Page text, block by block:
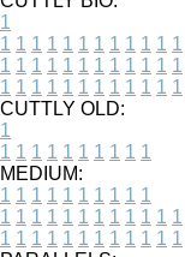
1
1 1 1 1 1 1 1 1 1 1 1 1
1 1 1 1 1 1 1 1 1 1 1 1
1 1 1 1 1 1 1 1 1 1 1 1
CUTTLY OLD:
1
1 1 1 1 1 1 1 1 1 1
MEDIUM:
1 1 1 1 1 1 1 1 1 1
1 1 1 1 1 1 1 1 1 1 1 1
1 1 1 1 1 1 1 1 1 1 1 1